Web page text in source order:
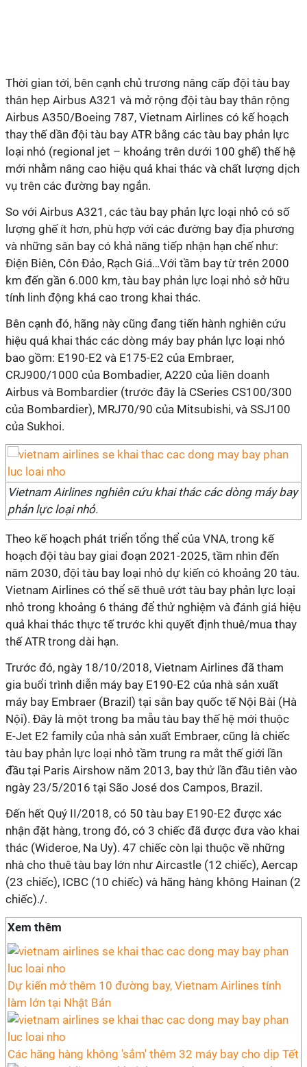
Thời gian tới, bên cạnh chủ trương nâng cấp đội tàu bay
thân hẹp Airbus A321 và mở rộng đội tàu bay thân rộng
Airbus A350/Boeing 787, Vietnam Airlines có kế hoạch
thay thế dần đội tàu bay ATR bằng các tàu bay phản lực
loại nhỏ (regional jet – khoảng trên dưới 100 ghế) thế hệ
mới nhằm nâng cao hiệu quả khai thác và chất lượng dịch
vụ trên các đường bay ngắn.
So với Airbus A321, các tàu bay phản lực loại nhỏ có số
lượng ghế ít hơn, phù hợp với các đường bay địa phương
và những sân bay có khả năng tiếp nhận hạn chế như:
Điện Biên, Côn Đảo, Rạch Giá…Với tầm bay từ trên 2000
km đến gần 6.000 km, tàu bay phản lực loại nhỏ sở hữu
tính linh động khá cao trong khai thác.
Bên cạnh đó, hãng này cũng đang tiến hành nghiên cứu
hiệu quả khai thác các dòng máy bay phản lực loại nhỏ
bao gồm: E190-E2 và E175-E2 của Embraer,
CRJ900/1000 của Bombadier, A220 của liên doanh
Airbus và Bombardier (trước đây là CSeries CS100/300
của Bombardier), MRJ70/90 của Mitsubishi, và SSJ100
của Sukhoi.
Vietnam Airlines nghiên cứu khai thác các dòng máy bay
phản lực loại nhỏ.
Theo kế hoạch phát triển tổng thể của VNA, trong kế
hoạch đội tàu bay giai đoạn 2021-2025, tầm nhìn đến
năm 2030, đội tàu bay loại nhỏ dự kiến có khoảng 20 tàu.
Vietnam Airlines có thể sẽ thuê ướt tàu bay phản lực loại
nhỏ trong khoảng 6 tháng để thử nghiệm và đánh giá hiệu
quả khai thác thực tế trước khi quyết định thuê/mua thay
thế ATR trong dài hạn.
Trước đó, ngày 18/10/2018, Vietnam Airlines đã tham
gia buổi trình diễn máy bay E190-E2 của nhà sản xuất
máy bay Embraer (Brazil) tại sân bay quốc tế Nội Bài (Hà
Nội). Đây là một trong ba mẫu tàu bay thế hệ mới thuộc
E-Jet E2 family của nhà sản xuất Embraer, cũng là chiếc
tàu bay phản lực loại nhỏ tầm trung ra mắt thế giới lần
đầu tại Paris Airshow năm 2013, bay thử lần đầu tiên vào
ngày 23/5/2016 tại São José dos Campos, Brazil.
Đến hết Quý II/2018, có 50 tàu bay E190-E2 được xác
nhận đặt hàng, trong đó, có 3 chiếc đã được đưa vào khai
thác (Wideroe, Na Uy). 47 chiếc còn lại thuộc về những
nhà cho thuê tàu bay lớn như Aircastle (12 chiếc), Aercap
(23 chiếc), ICBC (10 chiếc) và hãng hàng không Hainan (2
chiếc)./.
Xem thêm
Dự kiến mở thêm 10 đường bay, Vietnam Airlines tính
làm lớn tại Nhật Bản
Các hãng hàng không 'sắm' thêm 32 máy bay cho dịp Tết